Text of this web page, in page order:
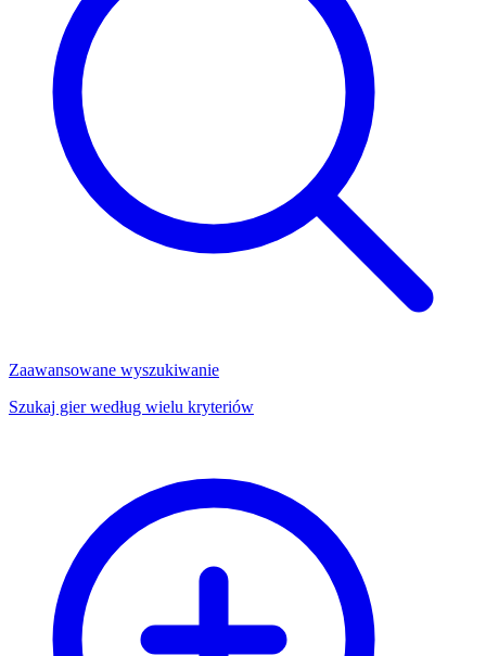
Zaawansowane wyszukiwanie
Szukaj gier według wielu kryteriów